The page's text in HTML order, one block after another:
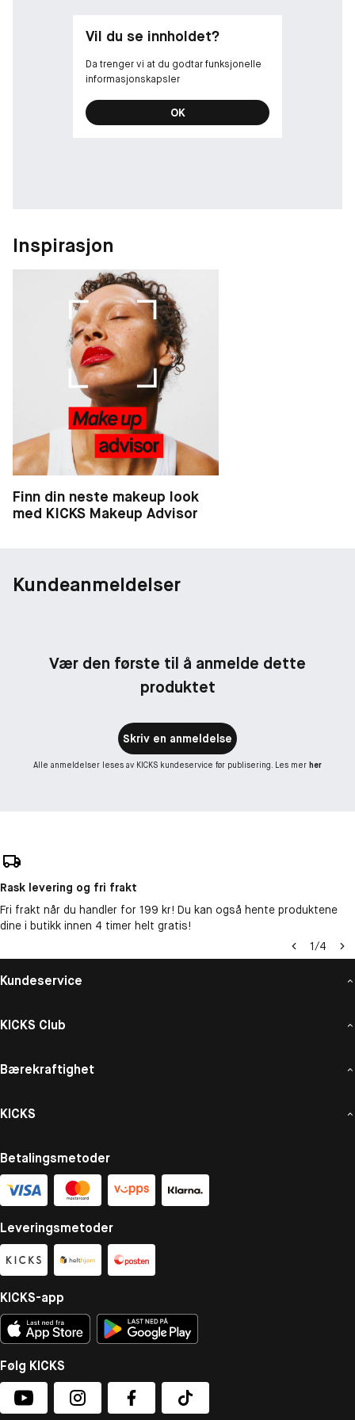
Vil du se innholdet?
Da trenger vi at du godtar funksjonelle
informasjonskapsler
OK
Inspirasjon
Finn din neste makeup look
med KICKS Makeup Advisor
Kundeanmeldelser
Vær den første til å anmelde dette
produktet
Skriv en anmeldelse
Alle anmeldelser leses av KICKS kundeservice før publisering. Les mer her
Rask levering og fri frakt
Fri frakt når du handler for 199 kr! Du kan også hente produktene
dine i butikk innen 4 timer helt gratis!
1/4
Kundeservice
KICKS Club
Bærekraftighet
KICKS
Betalingsmetoder
Leveringsmetoder
KICKS-app
Følg KICKS